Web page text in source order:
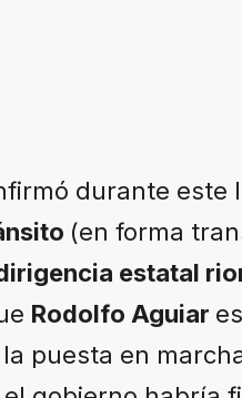
durante este
(en forma
estatal
Rodolfo Aguiar
la puesta en